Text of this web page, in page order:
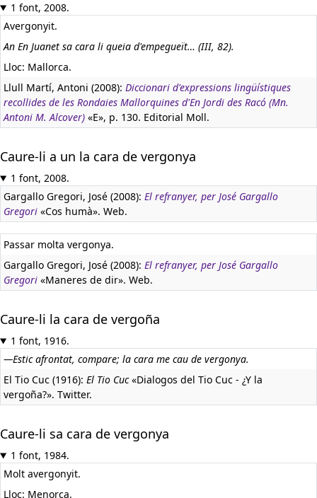
1 font, 2008.
Avergonyit.
An En Juanet sa cara li queia d'empegueït… (III, 82).
Lloc: Mallorca.
Llull Martí, Antoni (2008): Diccionari d'expressions lingüístiques
recollides de les Rondaies Mallorquines d'En Jordi des Racó (Mn.
Antoni M. Alcover) «E», p. 130. Editorial Moll.
Caure-li a un la cara de vergonya
1 font, 2008.
Gargallo Gregori, José (2008): El refranyer, per José Gargallo
Gregori «Cos humà». Web.
Passar molta vergonya.
Gargallo Gregori, José (2008): El refranyer, per José Gargallo
Gregori «Maneres de dir». Web.
Caure-li la cara de vergoña
1 font, 1916.
—Estic afrontat, compare; la cara me cau de vergonya.
El Tio Cuc (1916): El Tio Cuc«Dialogos del Tio Cuc - ¿Y la
vergoña?». Twitter.
Caure-li sa cara de vergonya
1 font, 1984.
Molt avergonyit.
Lloc: Menorca.